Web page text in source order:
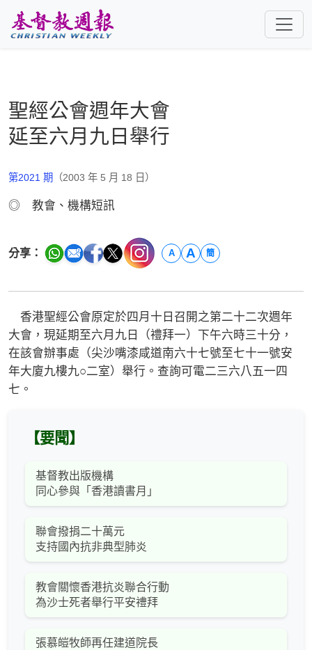
聖經公會週年大會
延至六月九日舉行
第2021 期 （2003 年 5 月 18 日）
◎ 教會、機構短訊
分享： A A 簡
香港聖經公會原定於四月十日召開之第二十二次週年
大會，現延期至六月九日（禮拜一）下午六時三十分，
在該會辦事處（尖沙嘴漆咸道南六十七號至七十一號安
年大廈九樓九○二室）舉行。查詢可電二三六八五一四
七。
【要聞】
基督教出版機構
同心參與「香港讀書月」
聯會撥捐二十萬元
支持國內抗非典型肺炎
教會關懷香港抗炎聯合行動
為沙士死者舉行平安禮拜
張慕皚牧師再任建道院長